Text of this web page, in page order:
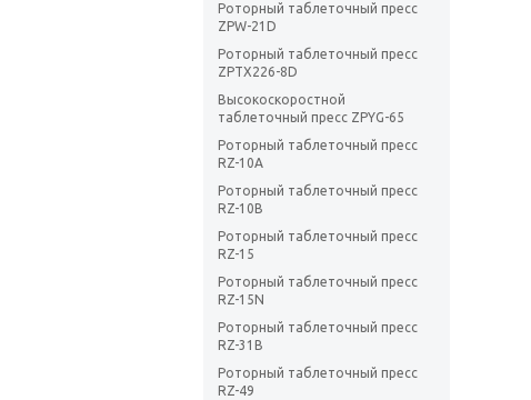
Роторный таблеточный пресс
ZPW-21D
Роторный таблеточный пресс
ZPTX226-8D
Высокоскоростной
таблеточный пресс ZPYG-65
Роторный таблеточный пресс
RZ-10A
Роторный таблеточный пресс
RZ-10B
Роторный таблеточный пресс
RZ-15
Роторный таблеточный пресс
RZ-15N
Роторный таблеточный пресс
RZ-31B
Роторный таблеточный пресс
RZ-49